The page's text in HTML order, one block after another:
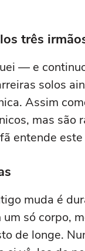
três
— e
solos
Assim
mas são
entende
muda é
só corpo,
de longe.